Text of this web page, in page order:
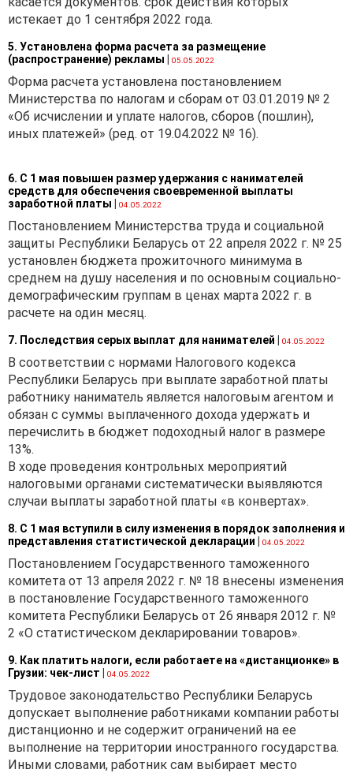
Кроме того, не признаются
истекает до 1 сентября 2022 года.
5. Установлена форма расчета за размещение
(распространение) рекламы | 05.05.2022
Форма расчета установлена постановлением
Министерства по налогам и сборам от 03.01.2019 № 2
«Об исчислении и уплате налогов, сборов (пошлин),
иных платежей» (ред. от 19.04.2022 № 16).
6. С 1 мая повышен размер удержания с нанимателей
средств для обеспечения своевременной выплаты
заработной платы | 04.05.2022
Постановлением Министерства труда и социальной
защиты Республики Беларусь от 22 апреля 2022 г. № 25
установлен бюджета прожиточного минимума в
среднем на душу населения и по основным социально-
демографическим группам в ценах марта 2022 г. в
расчете на один месяц.
7. Последствия серых выплат для нанимателей | 04.05.2022
В соответствии с нормами Налогового кодекса
Республики Беларусь при выплате заработной платы
работнику наниматель является налоговым агентом и
обязан с суммы выплаченного дохода удержать и
перечислить в бюджет подоходный налог в размере
13%.
В ходе проведения контрольных мероприятий
налоговыми органами систематически выявляются
случаи выплаты заработной платы «в конвертах».
8. С 1 мая вступили в силу изменения в порядок заполнения и
представления статистической декларации | 04.05.2022
Постановлением Государственного таможенного
комитета от 13 апреля 2022 г. № 18 внесены изменения
в постановление Государственного таможенного
комитета Республики Беларусь от 26 января 2012 г. №
2 «О статистическом декларировании товаров».
9. Как платить налоги, если работаете на «дистанционке» в
Грузии: чек-лист | 04.05.2022
Трудовое законодательство Республики Беларусь
допускает выполнение работниками компании работы
дистанционно и не содержит ограничений на ее
выполнение на территории иностранного государства.
Иными словами, работник сам выбирает место